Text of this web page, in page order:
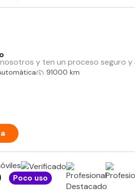
y ten un proceso seguro y
91000 km
Poco uso